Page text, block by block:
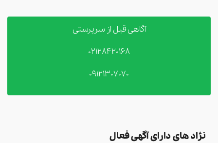
آگاهی قبل از سرپرستی
02128420168
09121307070
نژاد های دارای آگهی فعال